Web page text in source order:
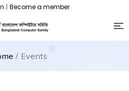
| Become a member
Events